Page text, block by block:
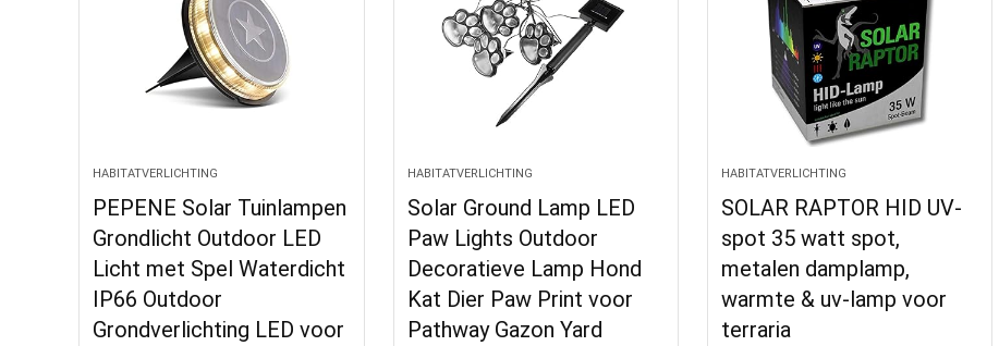
HABITATVERLICHTING
PEPENE Solar Tuinlampen
Grondlicht Outdoor LED
Licht met Spel Waterdicht
IP66 Outdoor
Grondverlichting LED voor
HABITATVERLICHTING
Solar Ground Lamp LED
Paw Lights Outdoor
Decoratieve Lamp Hond
Kat Dier Paw Print voor
Pathway Gazon Yard
HABITATVERLICHTING
SOLAR RAPTOR HID UV-
spot 35 watt spot,
metalen damplamp,
warmte & uv-lamp voor
terraria